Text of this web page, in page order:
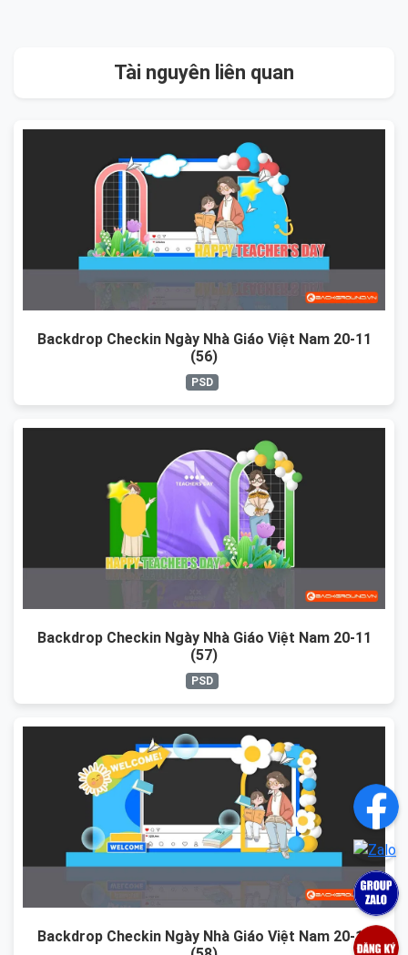
Tài nguyên liên quan
Backdrop Checkin Ngày Nhà Giáo Việt Nam 20-11
(56)
PSD
Backdrop Checkin Ngày Nhà Giáo Việt Nam 20-11
(57)
PSD
Backdrop Checkin Ngày Nhà Giáo Việt Nam 20-11